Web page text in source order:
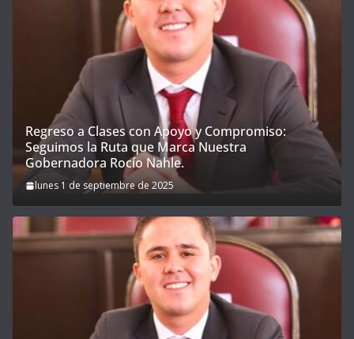
Regreso a Clases con Apoyo y Compromiso:
Seguimos la Ruta que Marca Nuestra
Gobernadora Rocío Nahle.
lunes 1 de septiembre de 2025